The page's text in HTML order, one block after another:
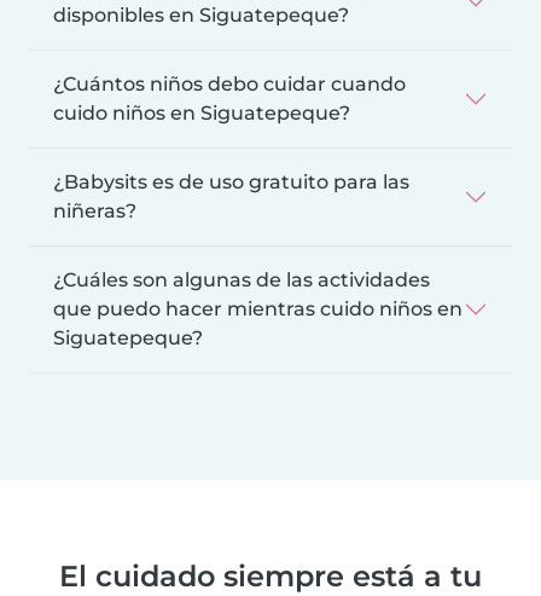
disponibles en Siguatepeque?
¿Cuántos niños debo cuidar cuando
cuido niños en Siguatepeque?
¿Babysits es de uso gratuito para las
niñeras?
¿Cuáles son algunas de las actividades
que puedo hacer mientras cuido niños en
Siguatepeque?
El cuidado siempre está a tu